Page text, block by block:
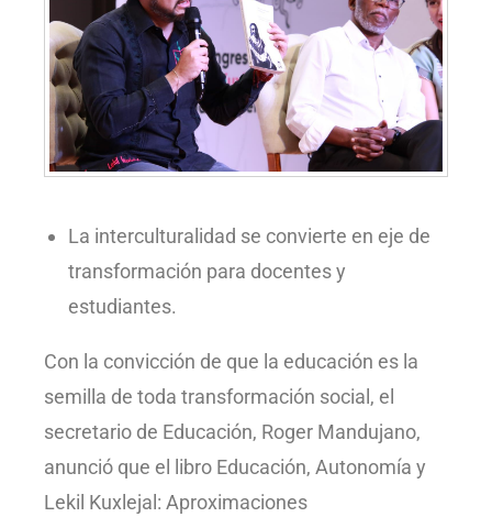
La interculturalidad se convierte en eje de
transformación para docentes y
estudiantes.
Con la convicción de que la educación es la
semilla de toda transformación social, el
secretario de Educación, Roger Mandujano,
anunció que el libro Educación, Autonomía y
Lekil Kuxlejal: Aproximaciones